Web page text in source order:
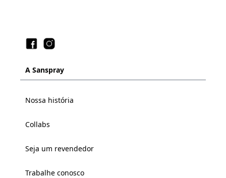
A Sanspray
Nossa história
Collabs
Seja um revendedor
Trabalhe conosco